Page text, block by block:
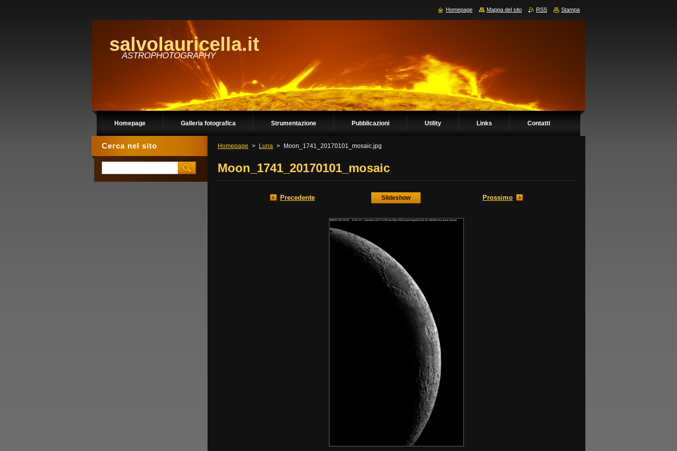
salvolauricella.it
ASTROPHOTOGRAPHY
Homepage Galleria fotografica Strumentazione Pubblicazioni Utility Links Contatti
Homepage > Luna > Moon_1741_20170101_mosaic.jpg
Moon_1741_20170101_mosaic
Precedente Slideshow Prossimo
Cerca nel sito
Homepage Mappa del sito RSS Stampa